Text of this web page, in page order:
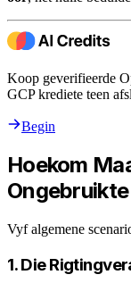
Koop geverifieerde
GCP krediete teen
Begin
Hoekom
Vyf algemene
1. Die